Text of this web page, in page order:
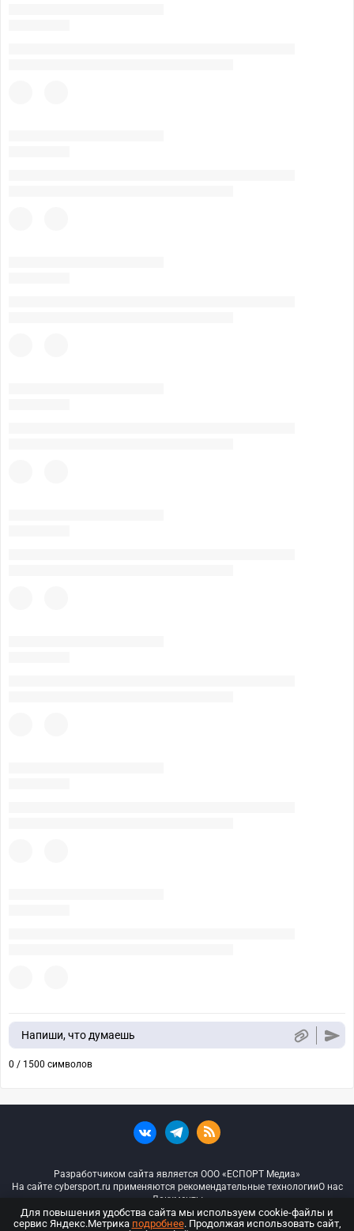
Напиши, что думаешь
0 / 1500 символов
Разработчиком сайта является ООО «ЕСПОРТ Медиа»
На сайте cybersport.ru применяются рекомендательные технологииО нас
Документы
© ООО «Киберспорт.ру» — Все права защищены
Для повышения удобства сайта мы используем cookie-файлы и
сервис Яндекс.Метрика подробнее. Продолжая использовать сайт,